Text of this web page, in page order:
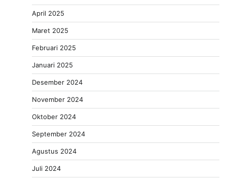
April 2025
Maret 2025
Februari 2025
Januari 2025
Desember 2024
November 2024
Oktober 2024
September 2024
Agustus 2024
Juli 2024